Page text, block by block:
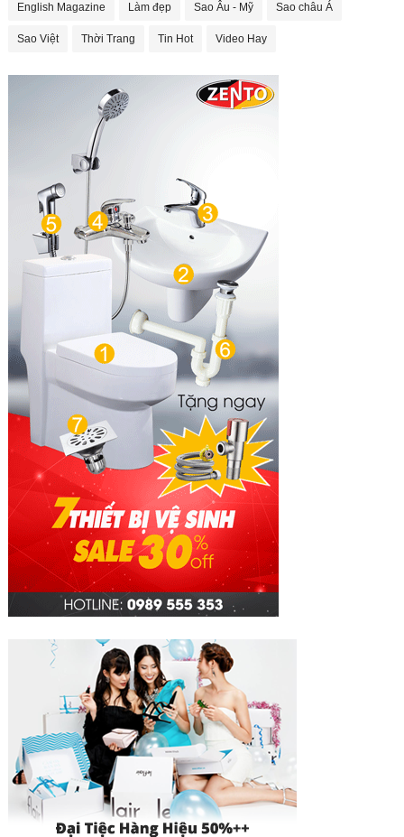
English Magazine Làm đẹp Sao Âu - Mỹ Sao châu Á
Sao Việt Thời Trang Tin Hot Video Hay